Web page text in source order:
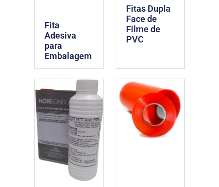
Fita
Adesiva
para
Embalagem
Fitas Dupla
Face de
Filme de
PVC